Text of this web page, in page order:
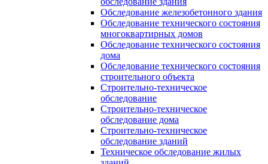
Обследование железобетонного здания
Обследование технического состояния
многоквартирных домов
Обследование технического состояния
дома
Обследование технического состояния
строительного объекта
Строительно-техническое
обследование
Строительно-техническое
обследование дома
Строительно-техническое
обследование зданий
Техническое обследование жилых